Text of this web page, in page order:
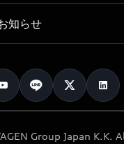
ート
知らせ
ンペーン
Group Japan K.K.